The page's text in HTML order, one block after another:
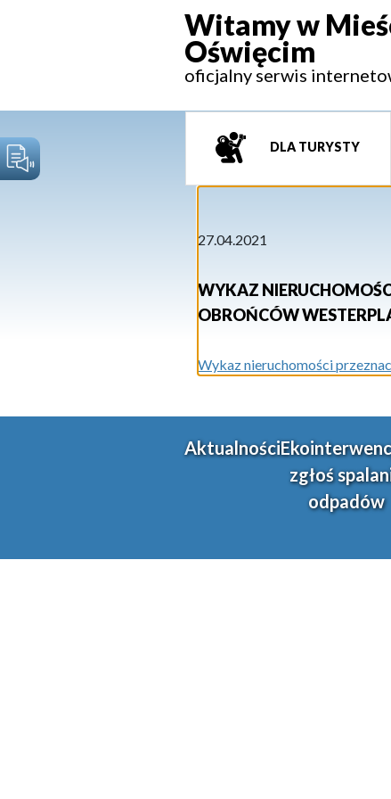
Witamy w
Oświęcim
oficjalny serwis
DLA TURYSTY
27.04.2021
WYKAZ
OBROŃCÓW
Wykaz nieruchomości
Aktualności
zgłoś
odpadów